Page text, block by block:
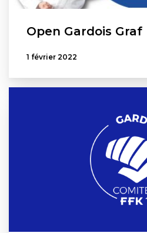
Open Gardois Graf
1 février 2022